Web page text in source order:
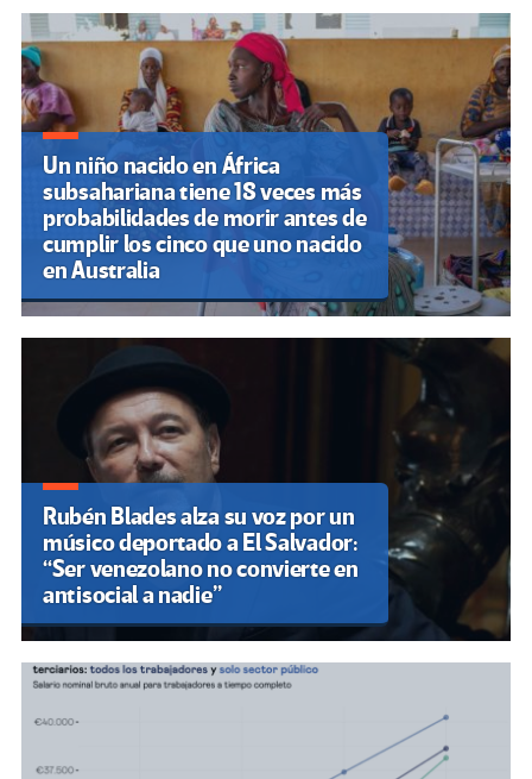
Un niño nacido en África
subsahariana tiene 18 veces más
probabilidades de morir antes de
cumplir los cinco que uno nacido
en Australia
Rubén Blades alza su voz por un
músico deportado a El Salvador:
“Ser venezolano no convierte en
antisocial a nadie”